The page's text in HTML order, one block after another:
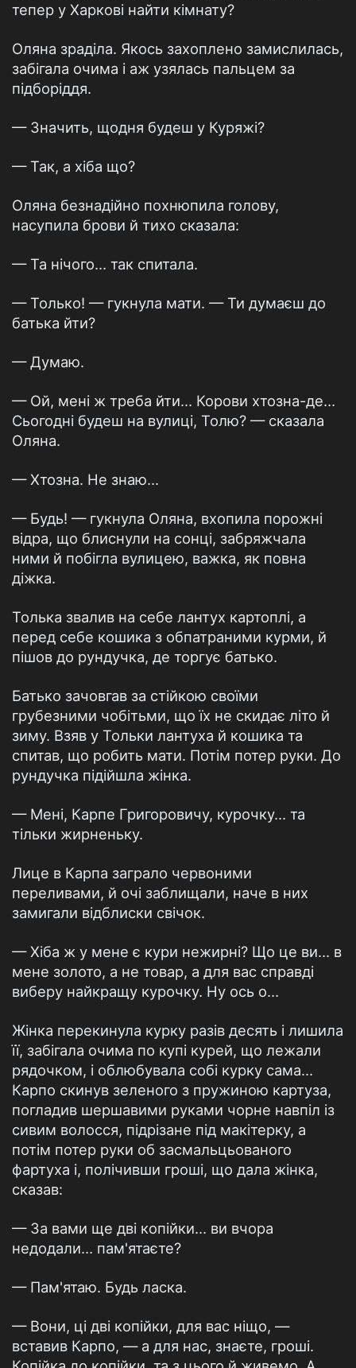
тепер у Харкові найти кімнату?
Оляна зраділа. Якось захоплено замислилась,
забігала очима і аж узялась пальцем за
підборіддя.
— Значить, щодня будеш у Куряжі?
— Так, а хіба що?
Оляна безнадійно похнюпила голову,
насупила брови й тихо сказала:
— Та нічого… так спитала.
— Только! — гукнула мати. — Ти думаєш до
батька йти?
— Думаю.
— Ой, мені ж треба йти… Корови хтозна-де…
Сьогодні будеш на вулиці, Толю? — сказала
Оляна.
— Хтозна. Не знаю…
— Будь! — гукнула Оляна, вхопила порожні
відра, що блиснули на сонці, забряжчала
ними й побігла вулицею, важка, як повна
діжка.
Толька звалив на себе лантух картоплі, а
перед себе кошика з обпатраними курми, й
пішов до рундучка, де торгує батько.
Батько зачовгав за стійкою своїми
грубезними чобітьми, що їх не скидає літо й
зиму. Взяв у Тольки лантуха й кошика та
спитав, що робить мати. Потім потер руки. До
рундучка підійшла жінка.
— Мені, Карпе Григоровичу, курочку… та
тільки жирненьку.
Лице в Карпа заграло червоними
переливами, й очі заблищали, наче в них
замигали відблиски свічок.
— Хіба ж у мене є кури нежирні? Що це ви… в
мене золото, а не товар, а для вас справді
виберу найкращу курочку. Ну ось о…
Жінка перекинула курку разів десять і лишила
її, забігала очима по купі курей, що лежали
рядочком, і облюбувала собі курку сама…
Карпо скинув зеленого з пружиною картуза,
погладив шершавими руками чорне навпіл із
сивим волосся, підрізане під макітерку, а
потім потер руки об засмальцьованого
фартуха і, полічивши гроші, що дала жінка,
сказав:
— За вами ще дві копійки… ви вчора
недодали… пам'ятаєте?
— Пам'ятаю. Будь ласка.
— Вони, ці дві копійки, для вас ніщо, —
вставив Карпо, — а для нас, знаєте, гроші.